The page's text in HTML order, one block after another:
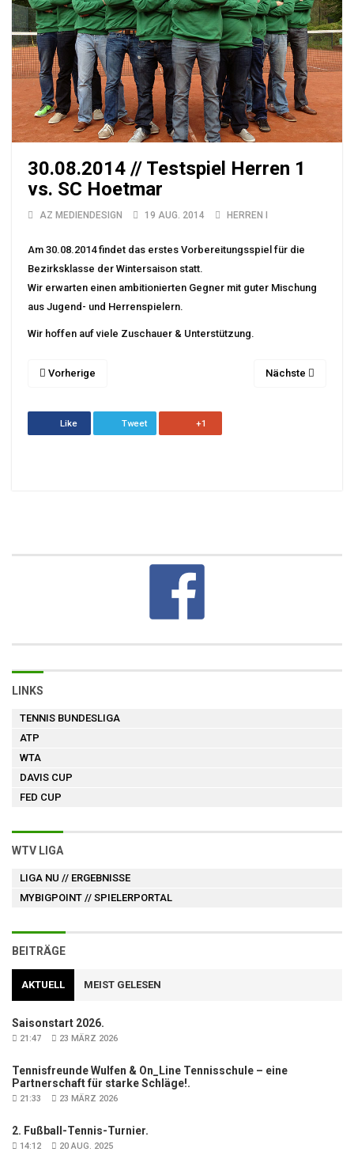
30.08.2014 // Testspiel Herren 1
vs. SC Hoetmar
AZ MEDIENDESIGN 19 AUG. 2014 HERREN I
Am 30.08.2014 findet das erstes Vorbereitungsspiel für die
Bezirksklasse der Wintersaison statt.
Wir erwarten einen ambitionierten Gegner mit guter Mischung
aus Jugend- und Herrenspielern.
Wir hoffen auf viele Zuschauer & Unterstützung.
Vorherige Nächste
Like Tweet +1
LINKS
TENNIS BUNDESLIGA
ATP
WTA
DAVIS CUP
FED CUP
WTV LIGA
LIGA NU // ERGEBNISSE
MYBIGPOINT // SPIELERPORTAL
BEITRÄGE
AKTUELL MEIST GELESEN
Saisonstart 2026.
21:47 23 MÄRZ 2026
Tennisfreunde Wulfen & On_Line Tennisschule – eine
Partnerschaft für starke Schläge!.
21:33 23 MÄRZ 2026
2. Fußball-Tennis-Turnier.
14:12 20 AUG. 2025